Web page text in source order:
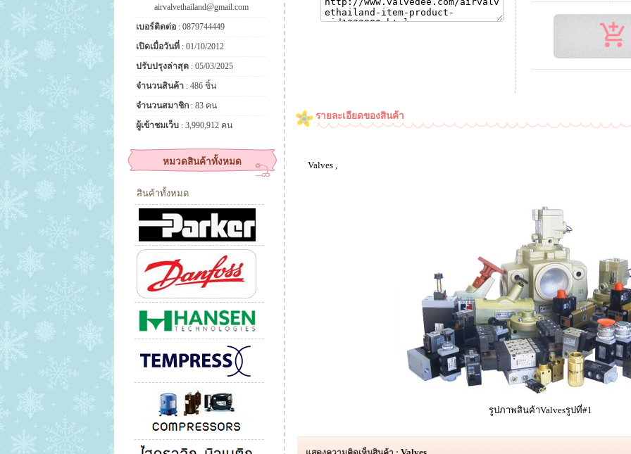
airvalvethailand@gmail.com
เบอร์ติดต่อ : 0879744449
เปิดเมื่อวันที่ : 01/10/2012
ปรับปรุงล่าสุด : 05/03/2025
จำนวนสินค้า : 486 ชิ้น
จำนวนสมาชิก : 83 คน
ผู้เข้าชมเว็บ : 3,990,912 คน
หมวดสินค้าทั้งหมด
สินค้าทั้งหมด
รายละเอียดของสินค้า
Valves ,
รูปภาพสินค้าValvesรูปที่#1